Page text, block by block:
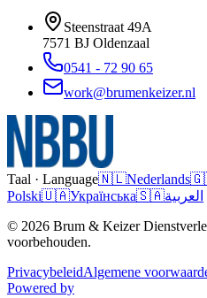
Steenstraat 49A
7571 BJ Oldenzaal
0541 - 72 90 65
work@brumenkeizer.nl
Taal · Language🇳🇱Nederlands
Polski🇺🇦Українська🇸🇦العربية
© 2026 Brum & Keizer
voorbehouden.
PrivacybeleidAlgemene
Powered by